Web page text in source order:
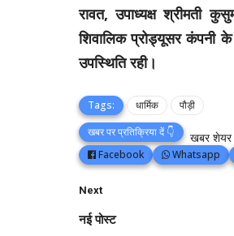
रावत, उपाध्यक्ष श्रीमती
शिवालिक प्रोड्यूसर कंपनी
उपस्थिति रही।
Tags: धार्मिक
पौड़ी
खबर पर प्रतिक्रिया दें 👇
खबर
Facebook Whatsapp
Next
नई पोस्ट